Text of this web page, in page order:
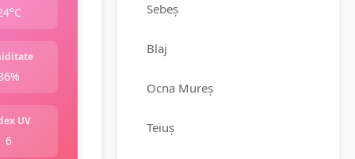
UV
6
Sebeș
Blaj
Ocna Mureș
Teiuș